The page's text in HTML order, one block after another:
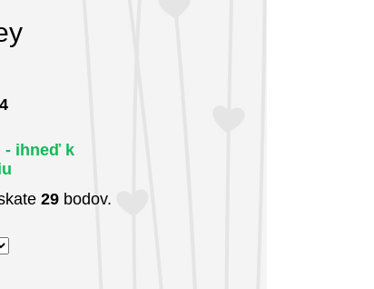
- ihneď k
29 bodov.